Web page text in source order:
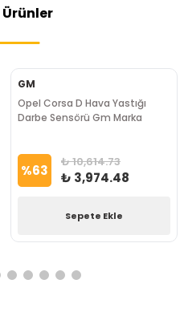
Ürünler
GM
Opel Corsa D Hava Yastığı
Darbe Sensörü Gm Marka
%63 ₺ 10,614.73
₺ 3,974.48
Sepete Ekle